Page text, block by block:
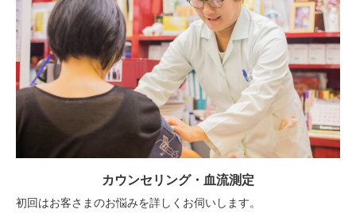
カウンセリング・血流測定
初回はお客さまのお悩みを詳しくお伺いします。